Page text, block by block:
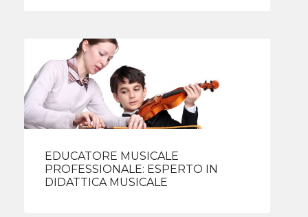
EDUCATORE MUSICALE
PROFESSIONALE: ESPERTO IN
DIDATTICA MUSICALE